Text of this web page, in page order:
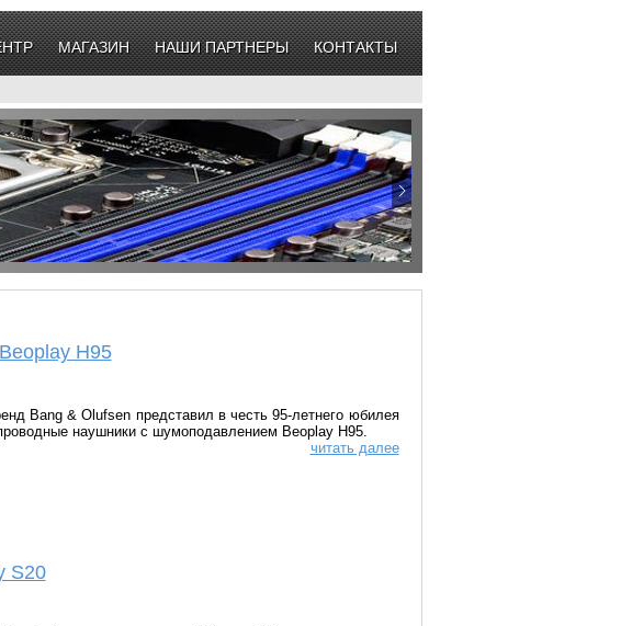
МАГАЗИН НАШИ ПАРТНЕРЫ КОНТАКТЫ
H95
Bang & Olufsen представил в честь 95-летнего юбилея
наушники с шумоподавлением Beoplay H95.
читать далее
S20